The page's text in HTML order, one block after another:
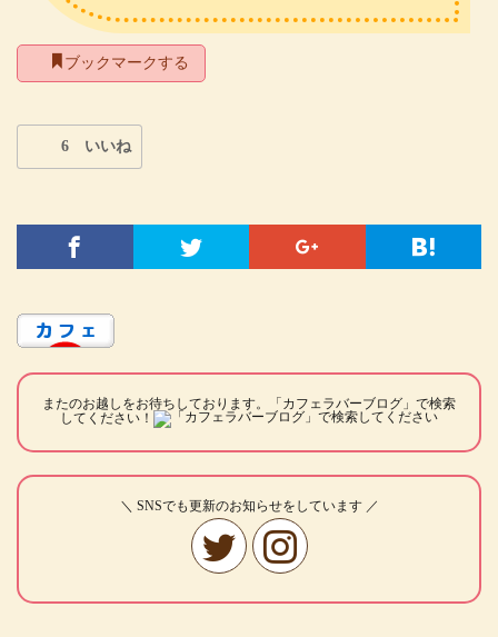
ブックマークする
6 いいね
またのお越しをお待ちしております。「カフェラバーブログ」で検索
してください！
＼ SNSでも更新のお知らせをしています ／